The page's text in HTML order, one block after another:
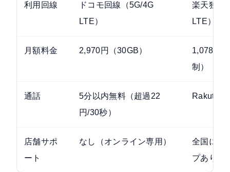
利用回線
ドコモ回線（5G/4G
LTE）
楽天独自
LTE）
月額料金 2,970円（30GB）
1,078円
制）
通話
5分以内無料（超過22
円/30秒）
Rakuten
店舗サポ
ート
なし（オンライン専用）
全国に楽
プあり